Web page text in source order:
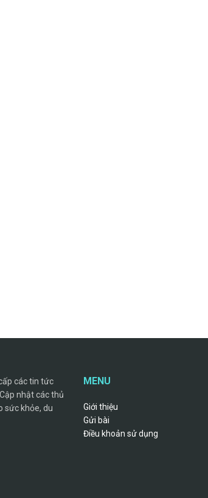
các tin tức
nhật các thủ
sức khỏe, du
MENU
Giới thiệu
Gửi bài
Điều khoản sử dụng